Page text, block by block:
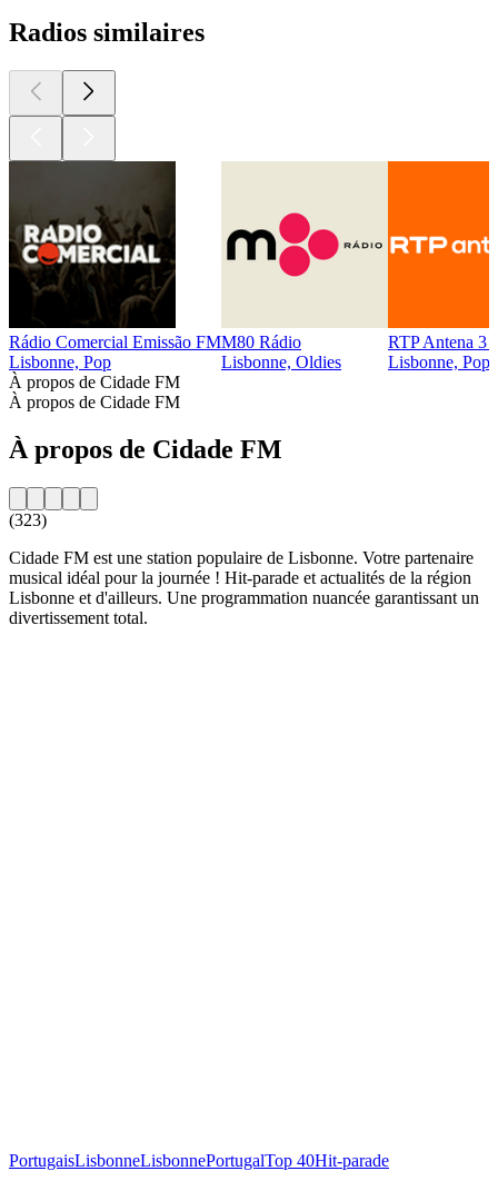
Radios similaires
Rádio Comercial Emissão FM
Lisbonne, Pop
M80 Rádio
Lisbonne, Oldies
RTP Antena 3
Lisbonne, Pop
À propos de Cidade FM
À propos de Cidade FM
À propos de Cidade FM
(323)
Cidade FM est une station populaire de Lisbonne. Votre partenaire
musical idéal pour la journée ! Hit-parade et actualités de la région
Lisbonne et d'ailleurs. Une programmation nuancée garantissant un
divertissement total.
PortugaisLisbonneLisbonnePortugalTop 40Hit-parade